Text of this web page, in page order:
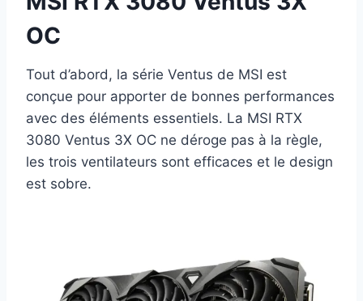
OC
Tout d’abord, la série Ventus de MSI est
conçue pour apporter de bonnes performances
avec des éléments essentiels. La MSI RTX
3080 Ventus 3X OC ne déroge pas à la règle,
les trois ventilateurs sont efficaces et le design
est sobre.